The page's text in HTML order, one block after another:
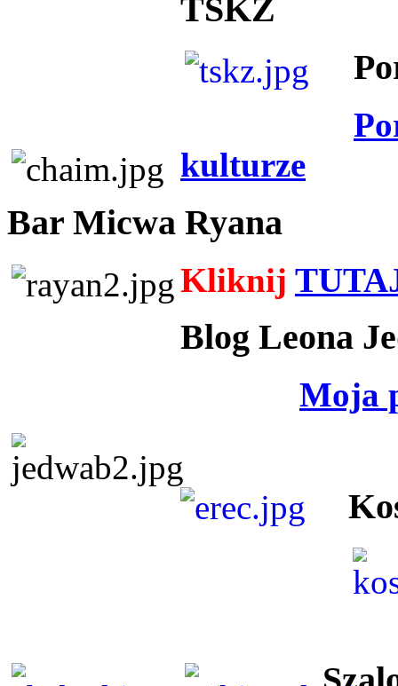
TSKZ
kulturze
Bar Micwa Ryana
Kliknij
Blog Leona
Moja